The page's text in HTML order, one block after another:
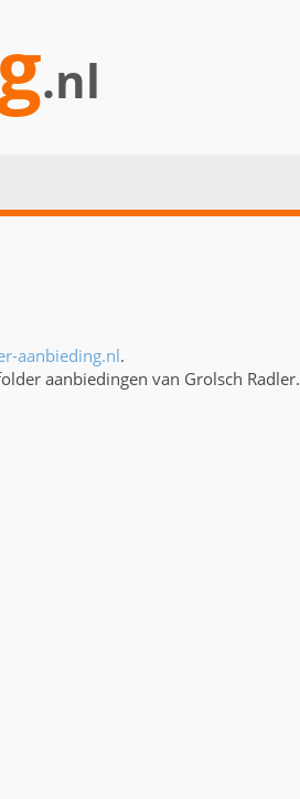
.nl
aanbieding.nl.
aanbiedingen van Grolsch Radler.